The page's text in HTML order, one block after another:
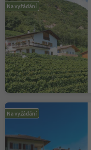
Na vyžádání
Na vyžádání